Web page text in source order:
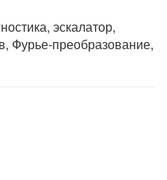
эскалатор,
Фурье-преобразование,